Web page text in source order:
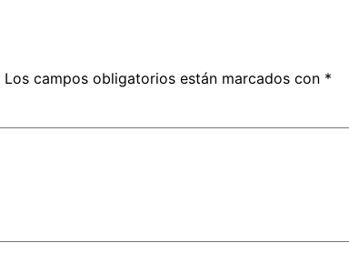
Los campos obligatorios están marcados con *